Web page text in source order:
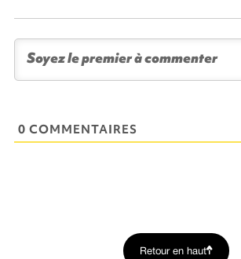
0 COMMENTAIRES
Retour en haut